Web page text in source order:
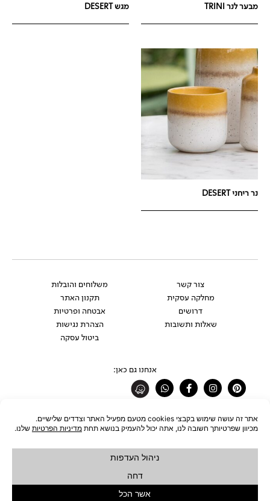
מבער לנר TRINI מגש DESERT
נר ריחני DESERT
צור קשר
מחלקה עסקית
דרושים
שאלות ותשובות
משלוחים והובלות
תקנון האתר
אבטחה ופרטיות
הצהרת נגישות
ביטול עסקה
אנחנו גם כאן:
Pinterest
Instagram
Facebook-
f
Whatsapp
רוצים להתעדכן לפני כולם?